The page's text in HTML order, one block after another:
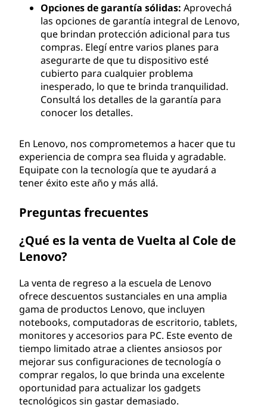
Opciones de garantía sólidas: Aprovechá
las opciones de garantía integral de Lenovo,
que brindan protección adicional para tus
compras. Elegí entre varios planes para
asegurarte de que tu dispositivo esté
cubierto para cualquier problema
inesperado, lo que te brinda tranquilidad.
Consultá los detalles de la garantía para
conocer los detalles.
En Lenovo, nos comprometemos a hacer que tu
experiencia de compra sea fluida y agradable.
Equipate con la tecnología que te ayudará a
tener éxito este año y más allá.
Preguntas frecuentes
¿Qué es la venta de Vuelta al Cole de
Lenovo?
La venta de regreso a la escuela de Lenovo
ofrece descuentos sustanciales en una amplia
gama de productos Lenovo, que incluyen
notebooks, computadoras de escritorio, tablets,
monitores y accesorios para PC. Este evento de
tiempo limitado atrae a clientes ansiosos por
mejorar sus configuraciones de tecnología o
comprar regalos, lo que brinda una excelente
oportunidad para actualizar los gadgets
tecnológicos sin gastar demasiado.